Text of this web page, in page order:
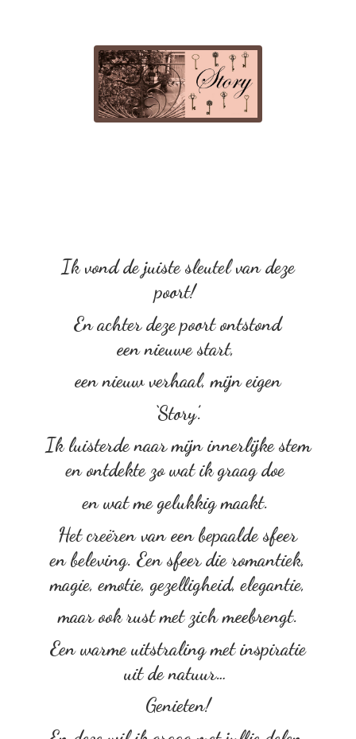
Ik vond de juiste sleutel van deze
poort!
En achter deze poort ontstond
een nieuwe start,
een nieuw verhaal, mijn eigen
‘Story’.
Ik luisterde naar mijn innerlijke stem
en ontdekte zo wat ik graag doe
en wat me gelukkig maakt.
Het creëren van een bepaalde sfeer
en beleving. Een sfeer die romantiek,
magie, emotie, gezelligheid, elegantie,
maar ook rust met zich meebrengt.
Een warme uitstraling met inspiratie
uit de natuur…
Genieten!